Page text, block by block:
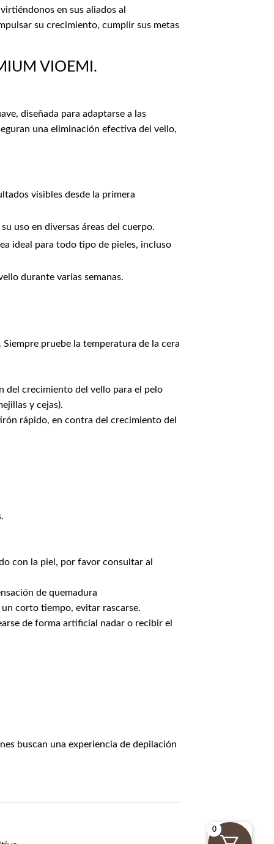
en sus aliados al
su crecimiento, cumplir sus metas
VIOEMI.
diseñada para adaptarse a las
una eliminación efectiva del vello,
visibles desde la primera
uso en diversas áreas del cuerpo.
ideal para todo tipo de pieles, incluso
durante varias semanas.
pruebe la temperatura de la cera
del crecimiento del vello para el pelo
y cejas).
rápido, en contra del crecimiento del
con la piel, por favor consultar al
de quemadura
un corto tiempo, evitar rascarse.
de forma artificial nadar o recibir el
buscan una experiencia de depilación
0